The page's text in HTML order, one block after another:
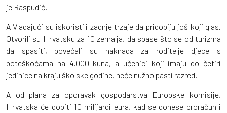
je Raspudić.
A Vladajući su iskoristili zadnje trzaje da pridobiju još koji glas.
Otvorili su Hrvatsku za 10 zemalja, da spase što se od turizma
da spasiti, povećali su naknada za roditelje djece s
poteškoćama na 4.000 kuna, a učenici koji imaju do četiri
jedinice na kraju školske godine, neće nužno pasti razred.
A od plana za oporavak gospodarstva Europske komisije,
Hrvatska će dobiti 10 milijardi eura, kad se donese proračun i